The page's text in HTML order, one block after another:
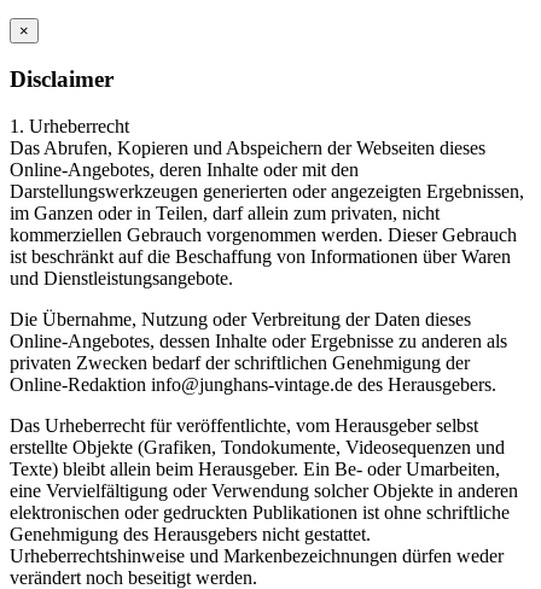
×
Disclaimer
1. Urheberrecht
Das Abrufen, Kopieren und Abspeichern der Webseiten dieses
Online-Angebotes, deren Inhalte oder mit den
Darstellungswerkzeugen generierten oder angezeigten Ergebnissen,
im Ganzen oder in Teilen, darf allein zum privaten, nicht
kommerziellen Gebrauch vorgenommen werden. Dieser Gebrauch
ist beschränkt auf die Beschaffung von Informationen über Waren
und Dienstleistungsangebote.
Die Übernahme, Nutzung oder Verbreitung der Daten dieses
Online-Angebotes, dessen Inhalte oder Ergebnisse zu anderen als
privaten Zwecken bedarf der schriftlichen Genehmigung der
Online-Redaktion info@junghans-vintage.de des Herausgebers.
Das Urheberrecht für veröffentlichte, vom Herausgeber selbst
erstellte Objekte (Grafiken, Tondokumente, Videosequenzen und
Texte) bleibt allein beim Herausgeber. Ein Be- oder Umarbeiten,
eine Vervielfältigung oder Verwendung solcher Objekte in anderen
elektronischen oder gedruckten Publikationen ist ohne schriftliche
Genehmigung des Herausgebers nicht gestattet.
Urheberrechtshinweise und Markenbezeichnungen dürfen weder
verändert noch beseitigt werden.